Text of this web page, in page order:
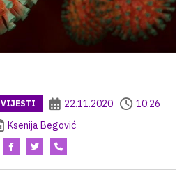
VIJESTI 22.11.2020
10:26
Ksenija Begović